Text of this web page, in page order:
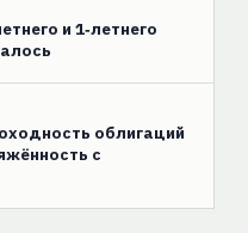
и 1‑летнего
облигаций
с